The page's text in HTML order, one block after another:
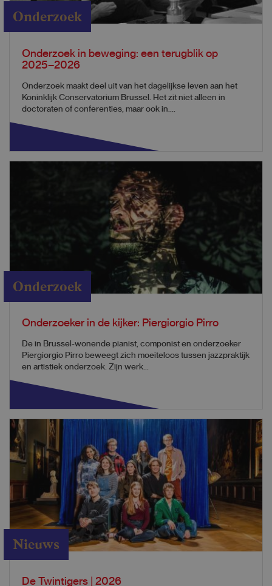
Onderzoek
Onderzoek in beweging: een terugblik op
2025–2026
Onderzoek maakt deel uit van het dagelijkse leven aan het
Koninklijk Conservatorium Brussel. Het zit niet alleen in
doctoraten of conferenties, maar ook in....
Onderzoek
Onderzoeker in de kijker: Piergiorgio Pirro
De in Brussel-wonende pianist, componist en onderzoeker
Piergiorgio Pirro beweegt zich moeiteloos tussen jazzpraktijk
en artistiek onderzoek. Zijn werk...
Nieuws
De Twintigers | 2026